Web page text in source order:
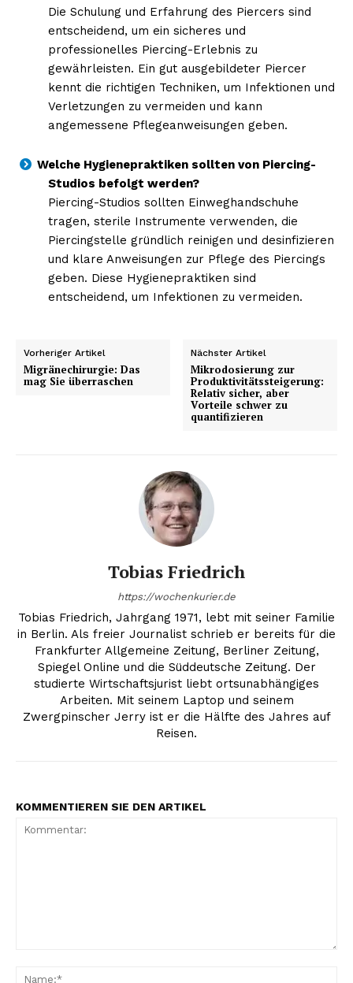
Die Schulung und Erfahrung des Piercers sind
entscheidend, um ein sicheres und
professionelles Piercing-Erlebnis zu
gewährleisten. Ein gut ausgebildeter Piercer
kennt die richtigen Techniken, um Infektionen und
Verletzungen zu vermeiden und kann
angemessene Pflegeanweisungen geben.
Welche Hygienepraktiken sollten von Piercing-
Studios befolgt werden?
Piercing-Studios sollten Einweghandschuhe
tragen, sterile Instrumente verwenden, die
Piercingstelle gründlich reinigen und desinfizieren
und klare Anweisungen zur Pflege des Piercings
geben. Diese Hygienepraktiken sind
entscheidend, um Infektionen zu vermeiden.
Vorheriger Artikel
Migränechirurgie: Das
mag Sie überraschen
Nächster Artikel
Mikrodosierung zur
Produktivitätssteigerung:
Relativ sicher, aber
Vorteile schwer zu
quantifizieren
Tobias Friedrich
https://wochenkurier.de
Tobias Friedrich, Jahrgang 1971, lebt mit seiner Familie
in Berlin. Als freier Journalist schrieb er bereits für die
Frankfurter Allgemeine Zeitung, Berliner Zeitung,
Spiegel Online und die Süddeutsche Zeitung. Der
studierte Wirtschaftsjurist liebt ortsunabhängiges
Arbeiten. Mit seinem Laptop und seinem
Zwergpinscher Jerry ist er die Hälfte des Jahres auf
Reisen.
KOMMENTIEREN SIE DEN ARTIKEL